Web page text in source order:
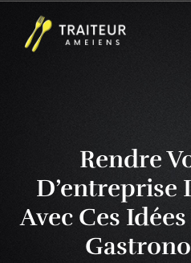
Rendre
D’entreprise
Avec Ces